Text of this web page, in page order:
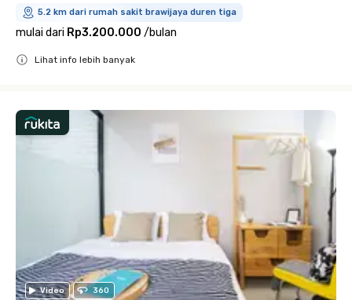
5.2 km dari rumah sakit brawijaya duren tiga
mulai dari Rp3.200.000 /bulan
Lihat info lebih banyak
Video 360